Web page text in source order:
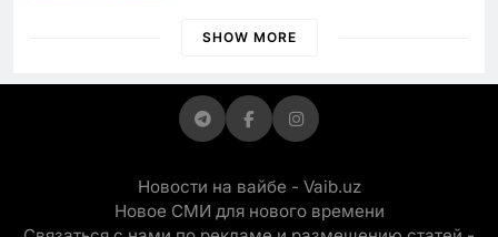
просить «кашу без сахара»
SHOW MORE
Новости на вайбе - Vaib.uz
Новое СМИ для нового времени